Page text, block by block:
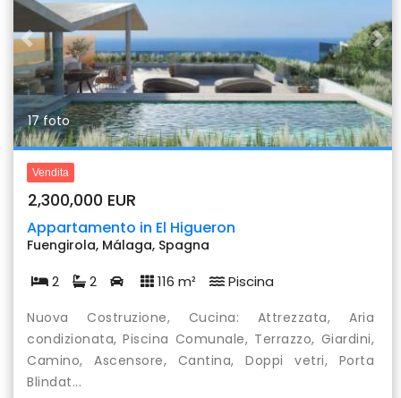
Previous
17 foto
Vendita
2,300,000 EUR
Appartamento in El Higueron
Fuengirola, Málaga, Spagna
2 2 116 m² Piscina
Nuova Costruzione, Cucina: Attrezzata, Aria
condizionata, Piscina Comunale, Terrazzo, Giardini,
Camino, Ascensore, Cantina, Doppi vetri, Porta
Blindat...